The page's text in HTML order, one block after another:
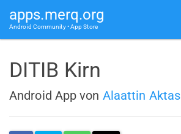
apps.merq.org
Android Community • App Store
DITIB Kirn
Android App von Alaattin Aktas